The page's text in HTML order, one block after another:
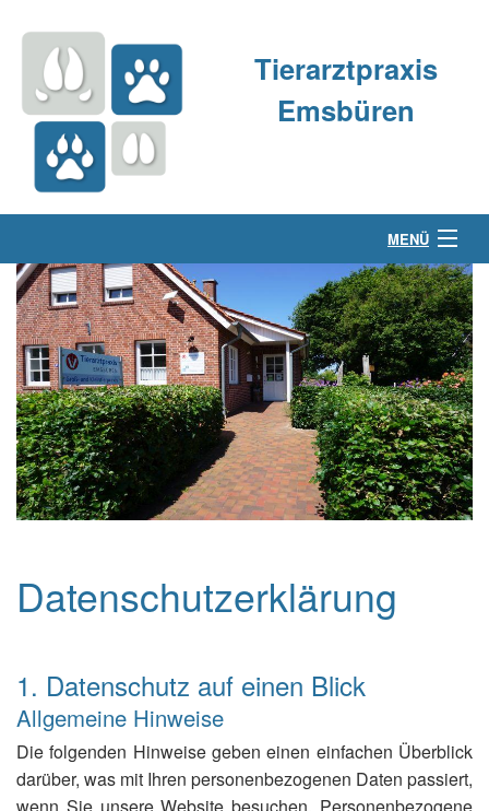
Tierarztpraxis
Emsbüren
MENÜ
Über uns
Kleintierpraxis
Großtierpraxis
Kontakt & Anfahrt
Datenschutzerklärung
1. Datenschutz auf einen Blick
Allgemeine Hinweise
Die folgenden Hinweise geben einen einfachen Überblick
darüber, was mit Ihren personenbezogenen Daten passiert,
wenn Sie unsere Website besuchen. Personenbezogene